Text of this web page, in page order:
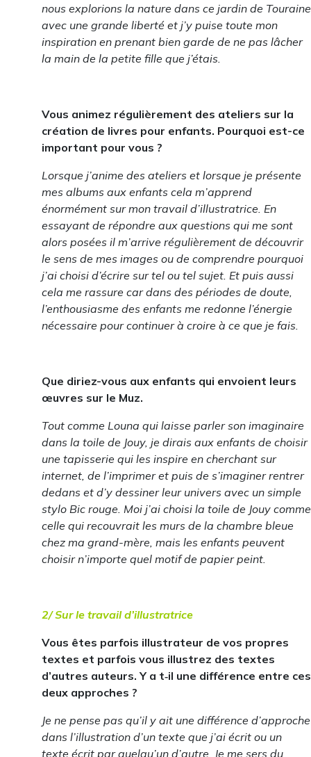
nous explorions la nature dans ce jardin de Touraine
avec une grande liberté et j’y puise toute mon
inspiration en prenant bien garde de ne pas lâcher
la main de la petite fille que j’étais.
Vous animez régulièrement des ateliers sur la
création de livres pour enfants. Pourquoi est-ce
important pour vous ?
Lorsque j’anime des ateliers et lorsque je présente
mes albums aux enfants cela m’apprend
énormément sur mon travail d’illustratrice. En
essayant de répondre aux questions qui me sont
alors posées il m’arrive régulièrement de découvrir
le sens de mes images ou de comprendre pourquoi
j’ai choisi d’écrire sur tel ou tel sujet. Et puis aussi
cela me rassure car dans des périodes de doute,
l’enthousiasme des enfants me redonne l’énergie
nécessaire pour continuer à croire à ce que je fais.
Que diriez-vous aux enfants qui envoient leurs
œuvres sur le Muz.
Tout comme Louna qui laisse parler son imaginaire
dans la toile de Jouy, je dirais aux enfants de choisir
une tapisserie qui les inspire en cherchant sur
internet, de l’imprimer et puis de s’imaginer rentrer
dedans et d’y dessiner leur univers avec un simple
stylo Bic rouge. Moi j’ai choisi la toile de Jouy comme
celle qui recouvrait les murs de la chambre bleue
chez ma grand-mère, mais les enfants peuvent
choisir n’importe quel motif de papier peint.
2/ Sur le travail d’illustratrice
Vous êtes parfois illustrateur de vos propres
textes et parfois vous illustrez des textes
d’autres auteurs. Y a t‐il une différence entre ces
deux approches ?
Je ne pense pas qu’il y ait une différence d’approche
dans l’illustration d’un texte que j’ai écrit ou un
texte écrit par quelqu’un d’autre. Je me sers du